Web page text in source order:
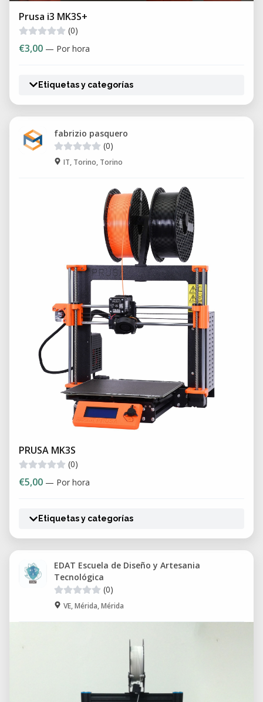
Prusa i3 MK3S+
(0)
€3,00 — Por hora
Etiquetas y categorías
fabrizio pasquero
(0)
IT, Torino, Torino
PRUSA MK3S
(0)
€5,00 — Por hora
Etiquetas y categorías
EDAT Escuela de Diseño y Artesania
Tecnológica
(0)
VE, Mérida, Mérida